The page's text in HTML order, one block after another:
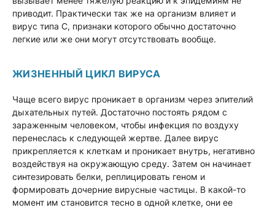
приводит. Практически так же на организм влияет и
вирус типа С, признаки которого обычно достаточно
легкие или же они могут отсутствовать вообще.
ЖИЗНЕННЫЙ ЦИКЛ ВИРУСА
Чаще всего вирус проникает в организм через эпителий
дыхательных путей. Достаточно постоять рядом с
зараженным человеком, чтобы инфекция по воздуху
перенеслась к следующей жертве. Далее вирус
прикрепляется к клеткам и проникает внутрь, негативно
воздействуя на окружающую среду. Затем он начинает
синтезировать белки, реплицировать геном и
формировать дочерние вирусные частицы. В какой-то
момент им становится тесно в одной клетке, они ее